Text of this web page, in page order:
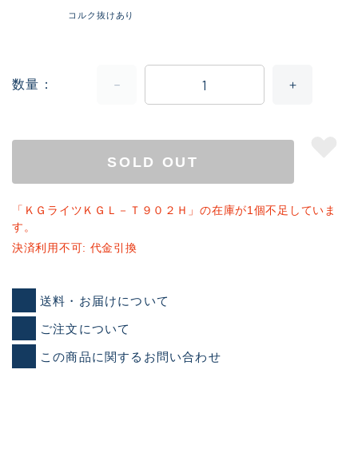
コルク抜けあり
数量
SOLD OUT
「ＫＧライツＫＧＬ－Ｔ９０２Ｈ」の在庫が1個不足していま
す。
決済利用不可: 代金引換
送料・お届けについて
ご注文について
この商品に関するお問い合わせ